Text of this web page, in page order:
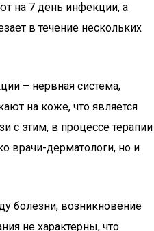
на 7 день инфекции, а
в течение нескольких
– нервная система,
на коже, что является
с этим, в процессе терапии
врачи-дерматологи, но и
болезни, возникновение
не характерны, что